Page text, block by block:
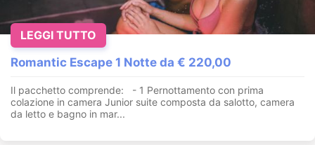
Romantic Escape 1 Notte da € 220,00
Il pacchetto comprende: - 1 Pernottamento con prima
colazione in camera Junior suite composta da salotto, camera
da letto e bagno in mar...
LEGGI TUTTO